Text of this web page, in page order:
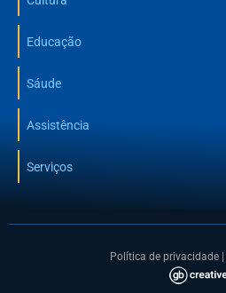
Educação
Sáude
Assistência
Serviços
Política de privacidade|